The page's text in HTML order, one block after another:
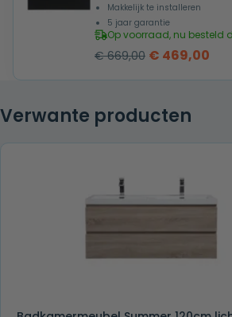
Makkelijk te installeren
5 jaar garantie
Op voorraad, nu besteld
€669,00
€ 669,00.
€ 469,00
Verwante producten